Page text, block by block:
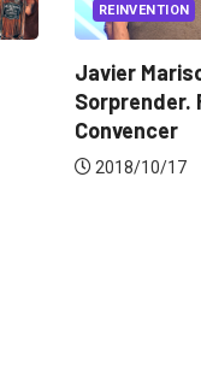
marcas,
funciona
2019/12/